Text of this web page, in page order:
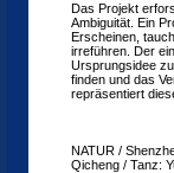
Das Projekt
Ambiguität. Ein
Erscheinen,
irreführen. Der
Ursprungsidee
finden und das
repräsentiert
NATUR /
Qicheng / Tanz: